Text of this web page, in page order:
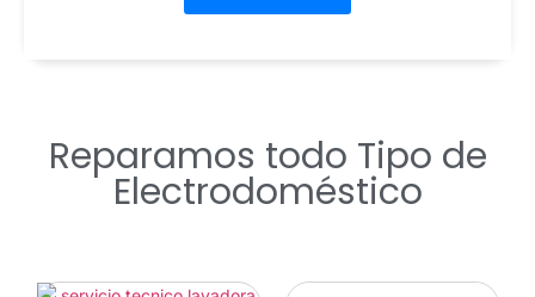
Reparamos todo Tipo de
Electrodoméstico